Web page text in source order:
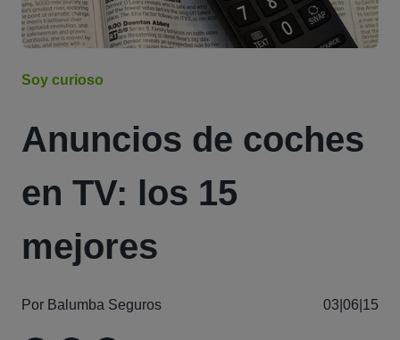
Soy curioso
Anuncios de coches
en TV: los 15
mejores
Por Balumba Seguros 03|06|15